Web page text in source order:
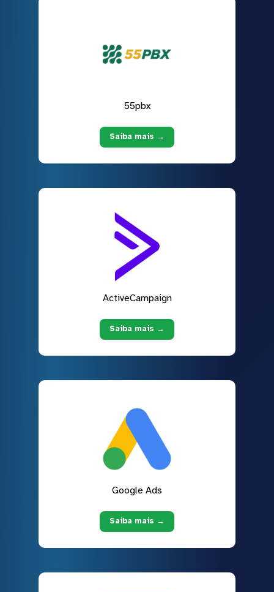
55pbx
Saiba mais →
ActiveCampaign
Saiba mais →
Google Ads
Saiba mais →